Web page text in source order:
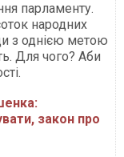
парламенту.
народних
з однією метою
Для чого? Аби
закон про